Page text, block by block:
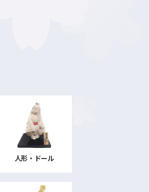
人形・ドール